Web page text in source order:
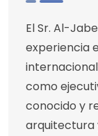
El Sr. Al-
experiencia
como
conocido y
arquitectura